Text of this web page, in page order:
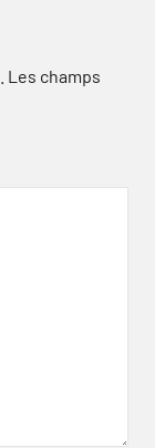
Les champs